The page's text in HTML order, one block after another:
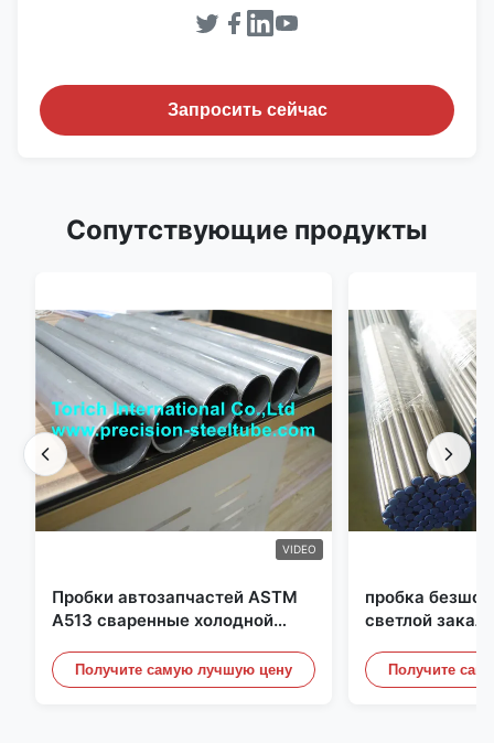
Запросить сейчас
Сопутствующие продукты
VIDEO
Пробки автозапчастей ASTM
A513 сваренные холодной
продукцией DOM
Получите самую лучшую цену
пробка
светлой
систем
Получите